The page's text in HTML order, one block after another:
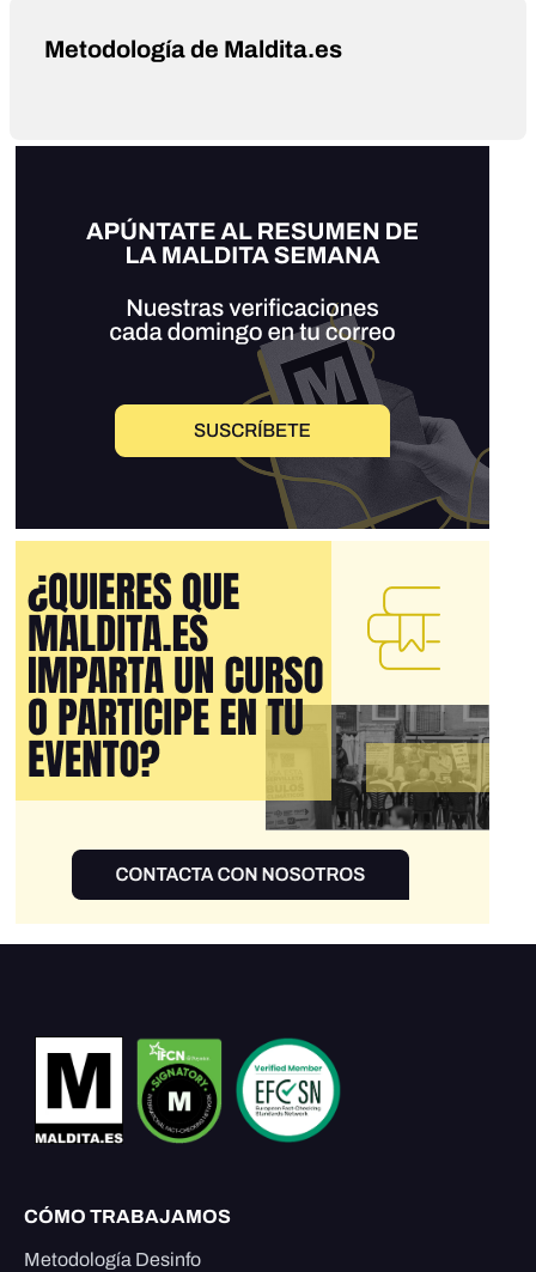
Metodología de Maldita.es
CÓMO TRABAJAMOS
Metodología Desinfo